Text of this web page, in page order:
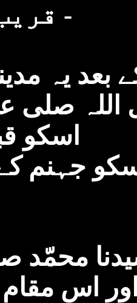
قریب واقعہ ہے -
یہ
اللہ صلی
اسکو
اسکو جہنم
محمّد
اس